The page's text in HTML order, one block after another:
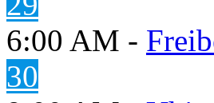
6:00 AM -
30